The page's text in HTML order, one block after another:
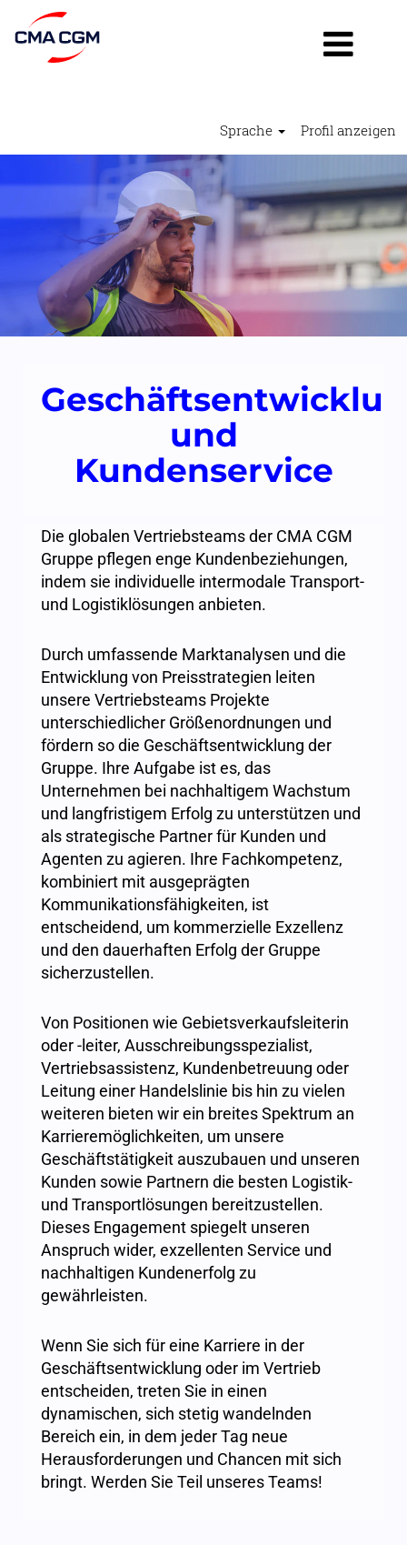
Sprache Profil anzeigen
Geschäftsentwicklung
und
Kundenservice2
und
Kundenservice
Die globalen Vertriebsteams der CMA CGM
Gruppe pflegen enge Kundenbeziehungen,
indem sie individuelle intermodale Transport-
und Logistiklösungen anbieten.
Durch umfassende Marktanalysen und die
Entwicklung von Preisstrategien leiten
unsere Vertriebsteams Projekte
unterschiedlicher Größenordnungen und
fördern so die Geschäftsentwicklung der
Gruppe. Ihre Aufgabe ist es, das
Unternehmen bei nachhaltigem Wachstum
und langfristigem Erfolg zu unterstützen und
als strategische Partner für Kunden und
Agenten zu agieren. Ihre Fachkompetenz,
kombiniert mit ausgeprägten
Kommunikationsfähigkeiten, ist
entscheidend, um kommerzielle Exzellenz
und den dauerhaften Erfolg der Gruppe
sicherzustellen.
Von Positionen wie Gebietsverkaufsleiterin
oder -leiter, Ausschreibungsspezialist,
Vertriebsassistenz, Kundenbetreuung oder
Leitung einer Handelslinie bis hin zu vielen
weiteren bieten wir ein breites Spektrum an
Karrieremöglichkeiten, um unsere
Geschäftstätigkeit auszubauen und unseren
Kunden sowie Partnern die besten Logistik-
und Transportlösungen bereitzustellen.
Dieses Engagement spiegelt unseren
Anspruch wider, exzellenten Service und
nachhaltigen Kundenerfolg zu
gewährleisten.
Wenn Sie sich für eine Karriere in der
Geschäftsentwicklung oder im Vertrieb
entscheiden, treten Sie in einen
dynamischen, sich stetig wandelnden
Bereich ein, in dem jeder Tag neue
Herausforderungen und Chancen mit sich
bringt. Werden Sie Teil unseres Teams!